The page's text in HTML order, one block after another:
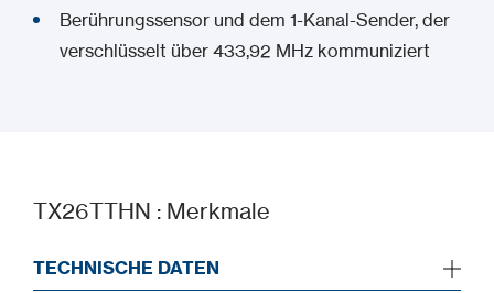
Berührungssensor und dem 1-Kanal-Sender, der
verschlüsselt über 433,92 MHz kommuniziert
TX26TTHN : Merkmale
TECHNISCHE DATEN